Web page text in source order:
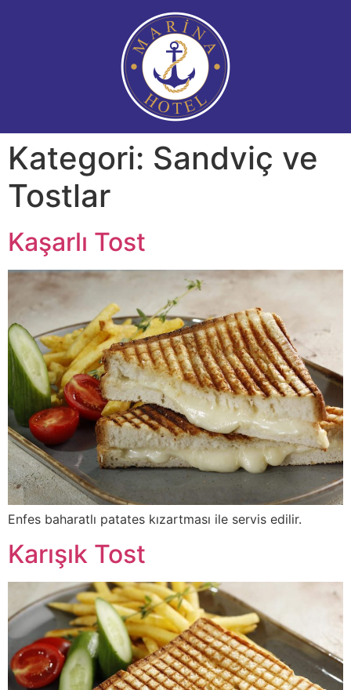
Kategori: Sandviç ve
Tostlar
Kaşarlı Tost
Enfes baharatlı patates kızartması ile servis edilir.
Karışık Tost